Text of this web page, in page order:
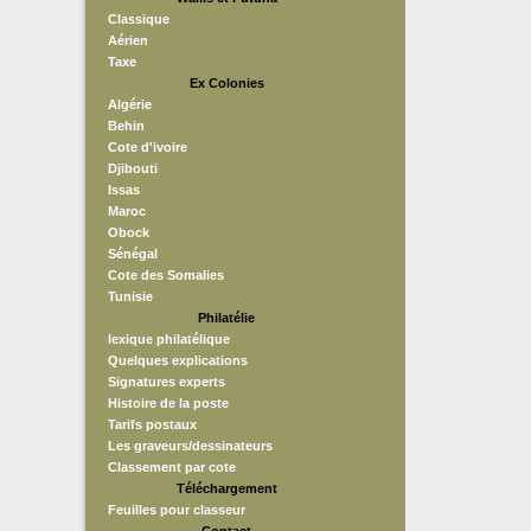
Classique
Aérien
Taxe
Ex Colonies
Algérie
Behin
Cote d'ivoire
Djibouti
Issas
Maroc
Obock
Sénégal
Cote des Somalies
Tunisie
Philatélie
lexique philatélique
Quelques explications
Signatures experts
Histoire de la poste
Tarifs postaux
Les graveurs/dessinateurs
Classement par cote
Téléchargement
Feuilles pour classeur